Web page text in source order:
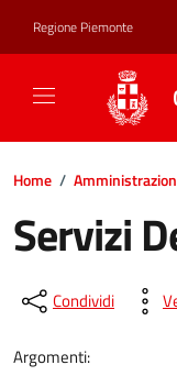
Regione Piemonte
Home /
Servizi
Condividi
Argomenti: